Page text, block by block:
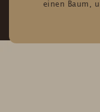
einen Baum,